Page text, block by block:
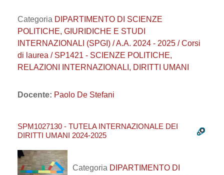
Categoria DIPARTIMENTO DI SCIENZE
POLITICHE, GIURIDICHE E STUDI
INTERNAZIONALI (SPGI) / A.A. 2024 - 2025 / Corsi
di laurea / SP1421 - SCIENZE POLITICHE,
RELAZIONI INTERNAZIONALI, DIRITTI UMANI
Docente: Paolo De Stefani
SPM1027130 - TUTELA INTERNAZIONALE DEI
DIRITTI UMANI 2024-2025
Categoria DIPARTIMENTO DI